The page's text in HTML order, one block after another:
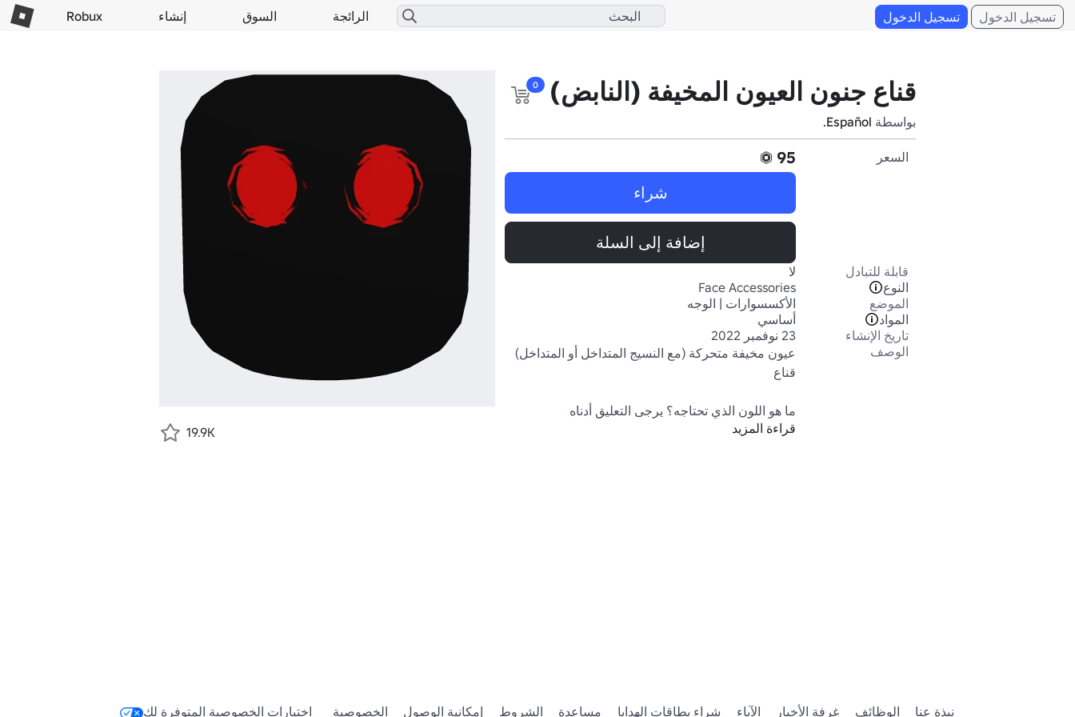
الرائجة السوق إنشاء Robux تسجيل الدخول تسجيل الدخول
قناع جنون العيون المخيفة (النابض)
بواسطة Español.
0
السعر
95
شراء
إضافة إلى السلة
قابلة للتبادل
لا
النوع
Face Accessories
الموضع
الأكسسوارات | الوجه
المواد
أساسي
تاريخ الإنشاء
23 نوفمبر 2022
الوصف
قراءة المزيد 19.9K
نبذة عنا الوظائف غرفة الأخبار الآباء شراء بطاقات الهدايا مساعدة الشروط إمكانية الوصول الخصوصية اختيارات الخصوصية المتوفرة لك